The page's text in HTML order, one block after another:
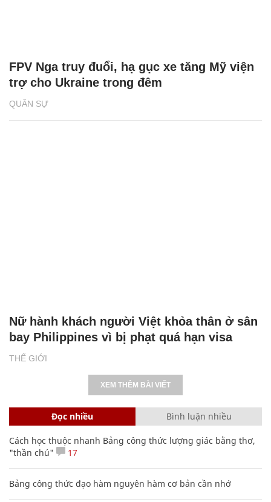
QUÂN SỰ
FPV Nga truy đuổi, hạ gục xe tăng Mỹ viện
trợ cho Ukraine trong đêm
THẾ GIỚI
Nữ hành khách người Việt khỏa thân ở sân
bay Philippines vì bị phạt quá hạn visa
XEM THÊM BÀI VIẾT
Đọc nhiều Bình luận nhiều
Cách học thuộc nhanh Bảng công thức lượng giác bằng thơ,
"thần chú"
17
Bảng công thức đạo hàm nguyên hàm cơ bản cần nhớ